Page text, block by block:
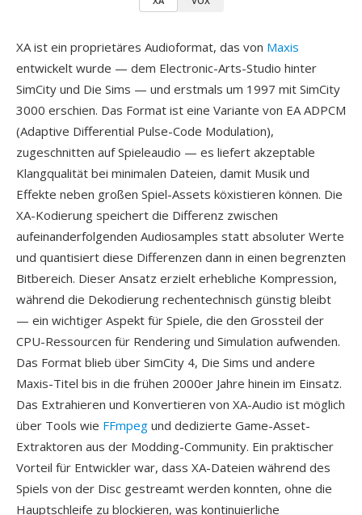
XA ist ein proprietäres Audioformat, das von Maxis
entwickelt wurde — dem Electronic-Arts-Studio hinter
SimCity und Die Sims — und erstmals um 1997 mit SimCity
3000 erschien. Das Format ist eine Variante von EA ADPCM
(Adaptive Differential Pulse-Code Modulation),
zugeschnitten auf Spieleaudio — es liefert akzeptable
Klangqualität bei minimalen Dateien, damit Musik und
Effekte neben großen Spiel-Assets köxistieren können. Die
XA-Kodierung speichert die Differenz zwischen
aufeinanderfolgenden Audiosamples statt absoluter Werte
und quantisiert diese Differenzen dann in einen begrenzten
Bitbereich. Dieser Ansatz erzielt erhebliche Kompression,
während die Dekodierung rechentechnisch günstig bleibt
— ein wichtiger Aspekt für Spiele, die den Grossteil der
CPU-Ressourcen für Rendering und Simulation aufwenden.
Das Format blieb über SimCity 4, Die Sims und andere
Maxis-Titel bis in die frühen 2000er Jahre hinein im Einsatz.
Das Extrahieren und Konvertieren von XA-Audio ist möglich
über Tools wie FFmpeg und dedizierte Game-Asset-
Extraktoren aus der Modding-Community. Ein praktischer
Vorteil für Entwickler war, dass XA-Dateien während des
Spiels von der Disc gestreamt werden konnten, ohne die
Hauptschleife zu blockieren, was kontinuierliche